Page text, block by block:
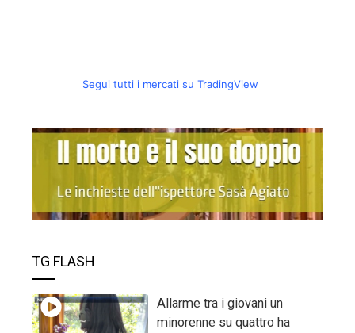
Segui tutti i mercati su TradingView
TG FLASH
Allarme tra i giovani un
minorenne su quattro ha